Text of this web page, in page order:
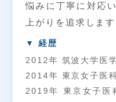
悩みに丁寧に対応
上がりを追求します
▼ 経歴
2012年 筑波大学医
2014年 東京女子医
2019年 東京女子医